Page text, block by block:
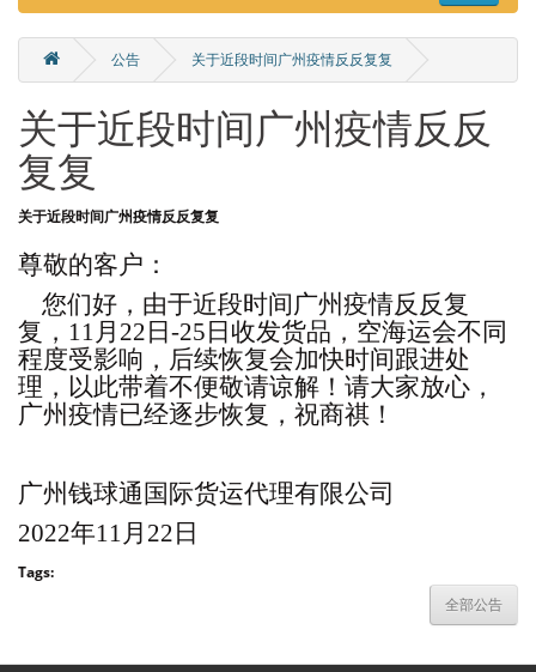
公告 关于近段时间广州疫情反反复复
关于近段时间广州疫情反反
复复
关于近段时间广州疫情反反复复
尊敬的客户：
您们好，由于近段时间广州疫情反反复
复，11月22日-25日收发货品，空海运会不同
程度受影响，后续恢复会加快时间跟进处
理，以此带着不便敬请谅解！请大家放心，
广州疫情已经逐步恢复，祝商祺！
广州钱球通国际货运代理有限公司
2022年11月22日
Tags:
全部公告